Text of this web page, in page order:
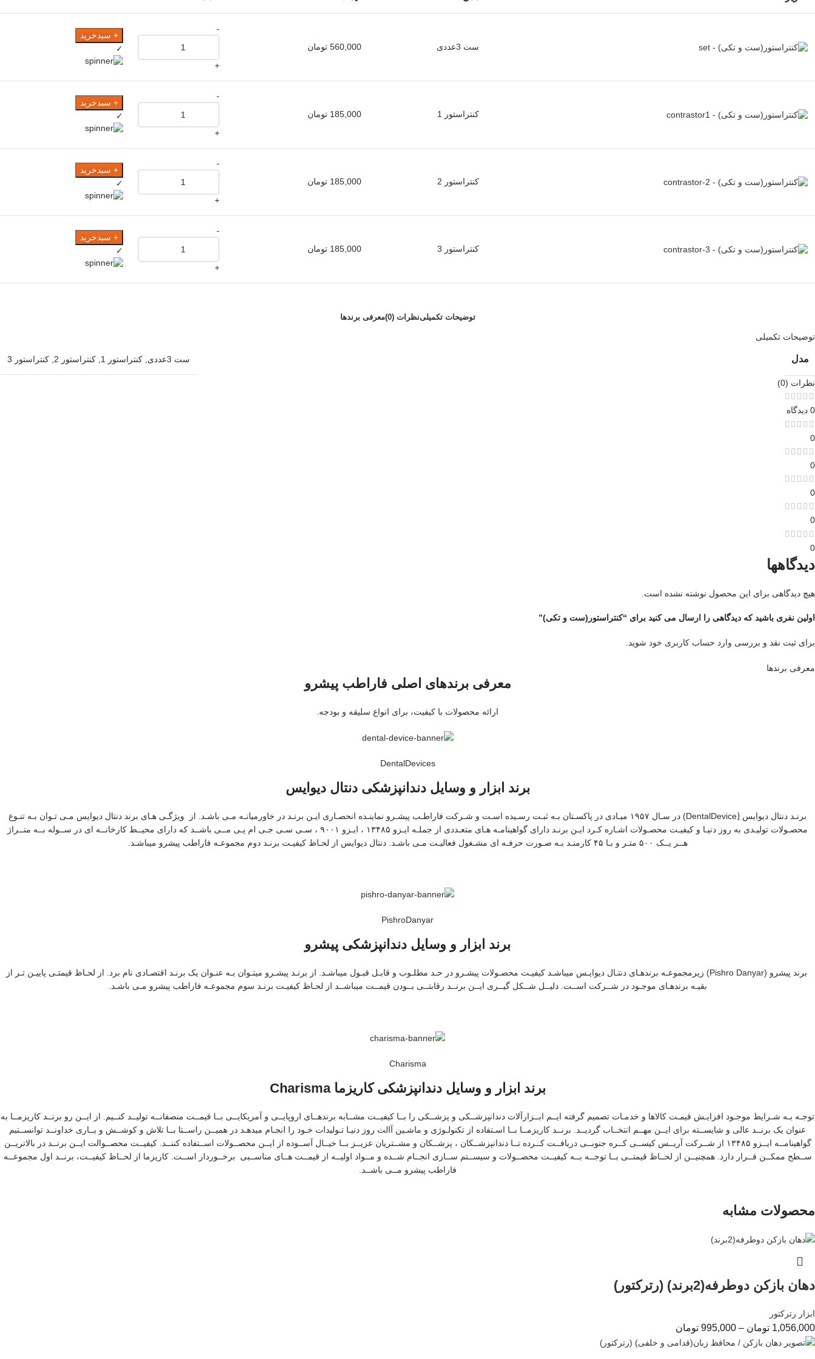
ست 3عددی 560,000 تومان
-
+
+ سبدخرید
✓
کنتراستور 1 185,000 تومان
-
+
+ سبدخرید
✓
کنتراستور 2 185,000 تومان
-
+
+ سبدخرید
✓
کنتراستور 3 185,000 تومان
-
+
+ سبدخرید
✓
توضیحات تکمیلینظرات (0) معرفی برند‌ها
توضیحات تکمیلی
مدل ست 3عددی کنتراستور 1 کنتراستور 2 کنتراستور 3
نظرات (0)
0 دیدگاه
0
0
0
0
0
دیدگاهها
هیچ دیدگاهی برای این محصول نوشته نشده است.
اولین نفری باشید که دیدگاهی را ارسال می کنید برای “کنتراستور(ست و تکی)”
برای ثبت نقد و بررسی وارد حساب کاربری خود شوید.
معرفی برند‌ها
معرفی برندهای اصلی فاراطب پیشرو
ارائه محصولات با کیفیت، برای انواع سلیقه و بودجه.
DentalDevices
برند ابزار و وسایل دندانپزشکی دنتال دیوایس
برنـد دنتال دیوایس (ِDentalDevice) در سـال ۱۹۵۷ میـادی در پاکسـتان بـه ثبـت رسـیده اسـت و شـرکت فاراطـب پیشـرو نماینـده انحصـاری ایـن برنـد در خاورمیانـه مـی باشـد. از ویژگـی هـای برند دنتال دیوایس مـی تـوان بـه تنـوع
محصـولات تولیـدی به روز دنیـا و کیفیـت محصـولات اشـاره کـرد ایـن برنـد دارای گواهینامـه هـای متعـددی از جملـه ایـزو ۱۳۴۸۵ ، ایـزو ۹۰۰۱ ، سـی سـی جـی ام پـی مــی باشــد که دارای محیــط کارخانــه ای در ســوله بــه متــراژ
هــر یــک ۵۰۰ متـر و بـا ۴۵ کارمنـد بـه صـورت حرفـه ای مشـغول فعالیـت مـی باشـد. دنتال دیوایس از لحـاظ کیفیـت برنـد دوم مجموعـه فاراطب پیشرو میباشـد.
PishroDanyar
برند ابزار و وسایل دندانپزشکی پیشرو
برند پیشرو (Pishro Danyar) زیرمجموعـه برندهـای دنتـال دیوایـس میباشـد کیفیـت محصـولات پیشـرو در حـد مطلـوب و قابـل قبـول میباشـد. از برنـد پیشـرو میتـوان بـه عنـوان یک برنـد اقتصـادی نام برد. از لحـاظ قیمتـی پاییـن تـر از
بقیـه برندهـای موجـود در شــرکت اســت. دلیــل شــکل گیــری ایــن برنــد رقابتــی بــودن قیمــت میباشــد از لحـاظ کیفیـت برنـد سوم مجموعـه فاراطب پیشرو مـی باشـد.
Charisma
برند ابزار و وسایل دندانپزشکی کاریزما Charisma
توجـه بـه شـرایط موجـود افزایـش قیمـت کالاها و خدمـات تصمیم گرفته ایــم ابــزارآلات دندانپزشــکی و پزشــکی را بــا کیفیــت مشــابه برندهــای اروپایــی و آمریکایــی بــا قیمــت منصفانــه تولیــد کنــیم. از ایــن رو برنــد کاریزمــا به
عنوان یک برنــد عالی و شایســته برای ایــن مهــم انتخــاب گردیــد. برنــد کاریزمــا بــا اسـتفاده از تکنولـوژی و ماشـین آالت روز دنیـا تـولیدات خـود را انجـام میدهـد در همیــن راســتا بــا تلاش و کوشــش و یــاری خداونــد توانســتیم
گواهینامــه ایــزو ۱۳۴۸۵ از شــرکت آریــس کیســی کــره جنوبــی دریافــت کــرده تــا دندانپزشــکان ، پزشــکان و مشــتریان عزیــز بــا خیــال آســوده از ایــن محصــولات اســتفاده کننــد. کیفیــت محصــوالت ایــن برنــد در بالاتریــن
ســطح ممکــن قــرار دارد. همچنیــن از لحــاظ قیمتــی بــا توجــه بــه کیفیــت محصــولات و سیســتم ســازی انجــام شــده و مــواد اولیــه از قیمــت هــای مناســبی برخــوردار اســت. کاریزما از لحــاظ کیفیــت، برنــد اول مجموعــه
فاراطب پیشرو مــی باشــد.
محصولات مشابه
دهان بازکن دوطرفه(2برند) (رترکتور)
ابزار رترکتور
1,056,000 تومان –
995,000 تومان